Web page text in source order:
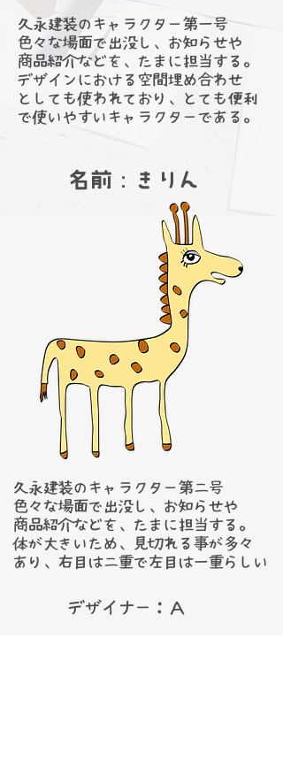
久永建装のキャラクター第一号
色々な場面で出没し、お知らせや
商品紹介などを、たまに担当する。
デザインにおける空間埋め合わせ
​としても使われており、とても便利
で使いやすいキャラクターである。
​名前：きりん
久永建装のキャラクター第二号
色々な場面で出没し、お知らせや
商品紹介などを、たまに担当する。
​体が大きいため、見切れる事が多々
​あり、右目は二重で左目は一重らしい
​​デザイナー：Ａ